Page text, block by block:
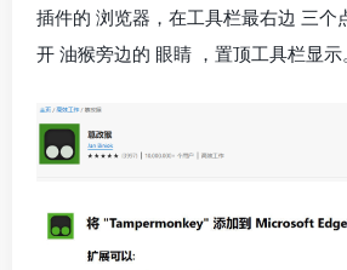
插件的 浏览器，在工具栏最右边 三
开 油猴旁边的 眼睛 ，置顶工具栏显示